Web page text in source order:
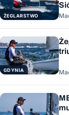
ŻEGLARSTWO
GDYNIA